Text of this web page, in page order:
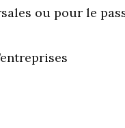
ou pour le